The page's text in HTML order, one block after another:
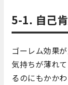
5-1. 自己
ゴーレム効果
気持ちが薄れ
るのにもかか